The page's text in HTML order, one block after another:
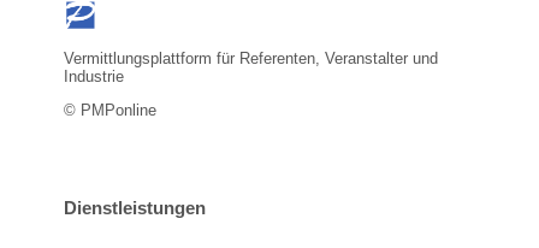
Vermittlungsplattform für Referenten, Veranstalter und
Industrie
© PMPonline
Dienstleistungen